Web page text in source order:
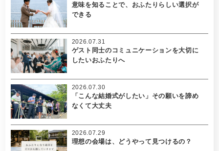
意味を知ることで、おふたりらしい選択が
できる
ゲスト同士のコミュニケーションを大切に
したいおふたりへ
2026.07.31
「こんな結婚式がしたい」その願いを諦め
なくて大丈夫
2026.07.30
理想の会場は、どうやって見つけるの？
2026.07.29